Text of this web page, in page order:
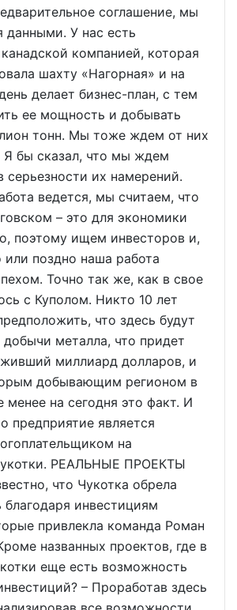
соглашение, мы
данными. У нас есть
компанией, которая
шахту «Нагорная» и на
делает бизнес-план, с тем
ее мощность и добывать
тонн. Мы тоже ждем от них
Я бы сказал, что мы ждем
серьезности их намерений.
ведется, мы считаем, что
– это для экономики
поэтому ищем инвесторов и,
поздно наша работа
Точно так же, как в свое
с Куполом. Никто 10 лет
что здесь будут
металла, что придет
миллиард долларов, и
добывающим регионом в
менее на сегодня это факт. И
предприятие является
на
РЕАЛЬНЫЕ ПРОЕКТЫ
что Чукотка обрела
инвестициям
привлекла команда Роман
названных проектов, где в
еще есть возможность
– Проработав здесь